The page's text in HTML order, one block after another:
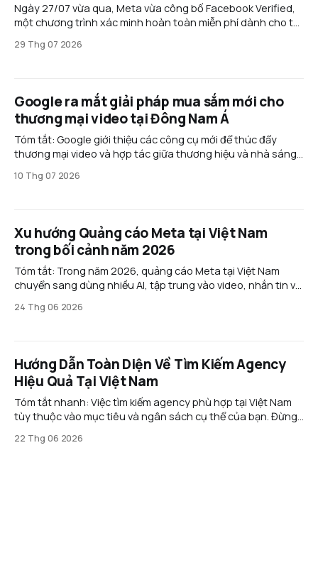
Ngày 27/07 vừa qua, Meta vừa công bố Facebook Verified,
một chương trình xác minh hoàn toàn miễn phí dành cho tài
thuê bao như Meta Verified, tính năng mới sử dụng video
29 Thg 07 2026
Google ra mắt giải pháp mua sắm mới cho
thương mại video tại Đông Nam Á
Tóm tắt: Google giới thiệu các công cụ mới để thúc đẩy
thương mại video và hợp tác giữa thương hiệu và nhà sáng
Suite và Creator Partnerships Boost giúp chuyển đổi người
10 Thg 07 2026
Xu hướng Quảng cáo Meta tại Việt Nam
trong bối cảnh năm 2026
Tóm tắt: Trong năm 2026, quảng cáo Meta tại Việt Nam
chuyển sang dùng nhiều AI, tập trung vào video, nhắn tin và
bám sát chính sách và mở rộng sang các nền tảng mới như
24 Thg 06 2026
Hướng Dẫn Toàn Diện Về Tìm Kiếm Agency
Hiệu Quả Tại Việt Nam
Tóm tắt nhanh: Việc tìm kiếm agency phù hợp tại Việt Nam
tùy thuộc vào mục tiêu và ngân sách cụ thể của bạn. Đừng
sách khách hàng lớn; thay vào đó, hãy tập trung vào các
22 Thg 06 2026